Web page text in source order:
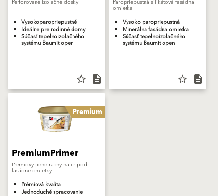
Perforované izolačné dosky
Vysokoparopriepustné
Ideálne pre rodinné domy
Súčasť tepelnoizolačného
systému Baumit open
star_border description
Paropriepustná silikátová fasádna
omietka
Vysoko paropriepustná
Minerálna fasádna omietka
Súčasť tepelnoizolačného
systému Baumit open
star_border description
Premium
PremiumPrimer
Prémiový penetračný náter pod
fasádne omietky
Prémiová kvalita
Jednoduché spracovanie